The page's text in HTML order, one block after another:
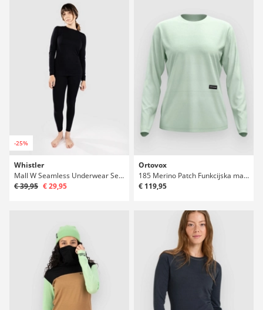
-25%
Whistler
Mall W Seamless Underwear Set Funkcijski kombinezon
€ 39,95 € 29,95
Ortovox
185 Merino Patch Funkcijska majica
€ 119,95